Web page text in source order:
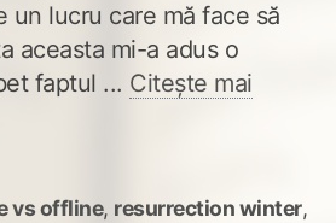
un lucru care mă face să
aceasta mi-a adus o
faptul ... Citește mai
vs offline, resurrection winter,